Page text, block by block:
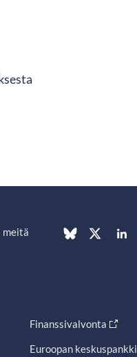
meitä
Finanssivalvonta
Euroopan keskuspankki